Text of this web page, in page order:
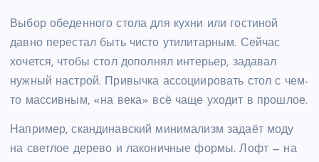
Выбор обеденного стола для кухни или гостиной
давно перестал быть чисто утилитарным. Сейчас
хочется, чтобы стол дополнял интерьер, задавал
нужный настрой. Привычка ассоциировать стол с чем-
то массивным, «на века» всё чаще уходит в прошлое.
Например, скандинавский минимализм задаёт моду
на светлое дерево и лаконичные формы. Лофт — на